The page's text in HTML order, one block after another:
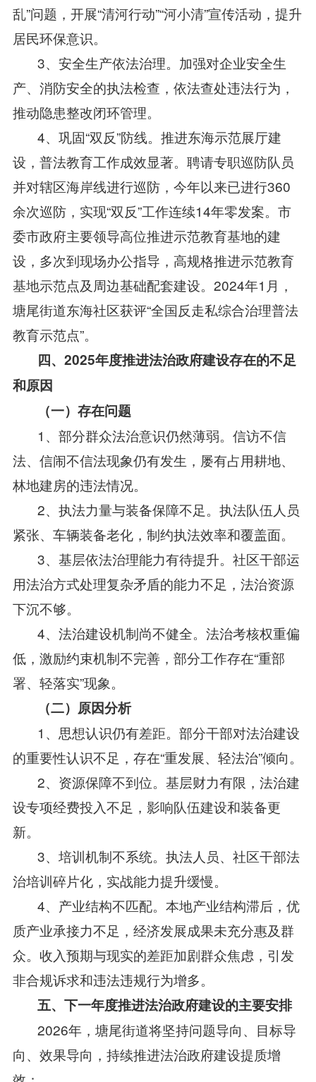
乱”问题，开展“清河行动”“河小清”宣传活动，提升
居民环保意识。
3、安全生产依法治理。加强对企业安全生
产、消防安全的执法检查，依法查处违法行为，
推动隐患整改闭环管理。
4、巩固“双反”防线。推进东海示范展厅建
设，普法教育工作成效显著。聘请专职巡防队员
并对辖区海岸线进行巡防，今年以来已进行360
余次巡防，实现“双反”工作连续14年零发案。市
委市政府主要领导高位推进示范教育基地的建
设，多次到现场办公指导，高规格推进示范教育
基地示范点及周边基础配套建设。2024年1月，
塘尾街道东海社区获评“全国反走私综合治理普法
教育示范点”。
四、2025年度推进法治政府建设存在的不足
和原因
（一）存在问题
1、部分群众法治意识仍然薄弱。信访不信
法、信闹不信法现象仍有发生，屡有占用耕地、
林地建房的违法情况。
2、执法力量与装备保障不足。执法队伍人员
紧张、车辆装备老化，制约执法效率和覆盖面。
3、基层依法治理能力有待提升。社区干部运
用法治方式处理复杂矛盾的能力不足，法治资源
下沉不够。
4、法治建设机制尚不健全。法治考核权重偏
低，激励约束机制不完善，部分工作存在“重部
署、轻落实”现象。
（二）原因分析
1、思想认识仍有差距。部分干部对法治建设
的重要性认识不足，存在“重发展、轻法治”倾向。
2、资源保障不到位。基层财力有限，法治建
设专项经费投入不足，影响队伍建设和装备更
新。
3、培训机制不系统。执法人员、社区干部法
治培训碎片化，实战能力提升缓慢。
4、产业结构不匹配。本地产业结构滞后，优
质产业承接力不足，经济发展成果未充分惠及群
众。收入预期与现实的差距加剧群众焦虑，引发
非合规诉求和违法违规行为增多。
五、下一年度推进法治政府建设的主要安排
2026年，塘尾街道将坚持问题导向、目标导
向、效果导向，持续推进法治政府建设提质增